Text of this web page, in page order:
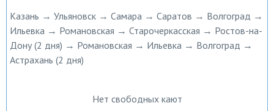
Казань → Ульяновск → Самара → Саратов → Волгоград →
Ильевка → Романовская → Старочеркасская → Ростов-на-
Дону (2 дня) → Романовская → Ильевка → Волгоград →
Астрахань (2 дня)
Нет свободных кают